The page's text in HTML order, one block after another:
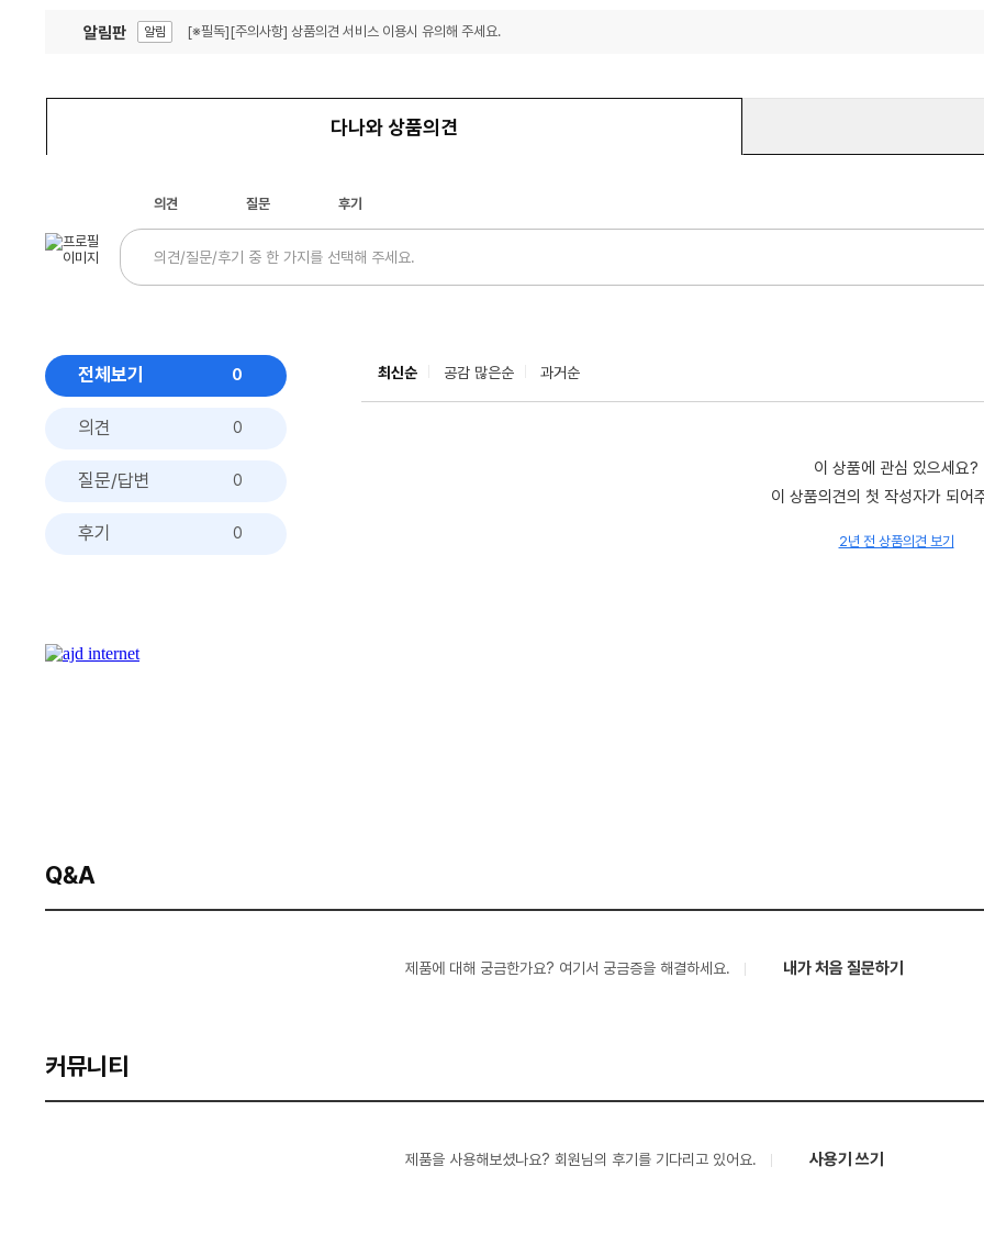
알림판 알림 [※필독][주의사항] 상품의견 서비스 이용시 유의해 주세요.
다나와 상품의견
의견 질문 후기
전체보기 0
의견 0
질문/답변 0
후기 0
최신순 공감 많은순 과거순
이 상품에 관심 있으세요?
이 상품의견의 첫 작성자가 되어
2년 전 상품의견 보기
Q&A
제품에 대해 궁금한가요? 여기서 궁금증을 해결하세요. 내가 처음 질문하기
커뮤니티
제품을 사용해보셨나요? 회원님의 후기를 기다리고 있어요. 사용기 쓰기